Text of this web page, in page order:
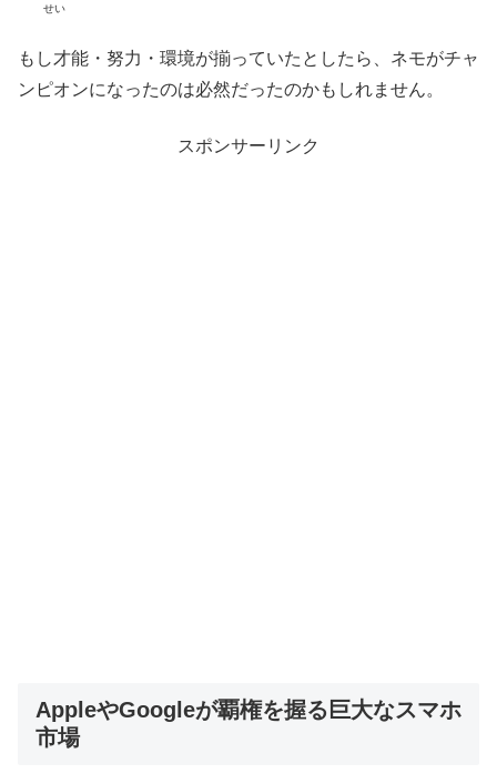
せい
もし才能・努力・環境が揃っていたとしたら、ネモがチャ
ンピオンになったのは必然だったのかもしれません。
スポンサーリンク
AppleやGoogleが覇権を握る巨大なスマホ
市場